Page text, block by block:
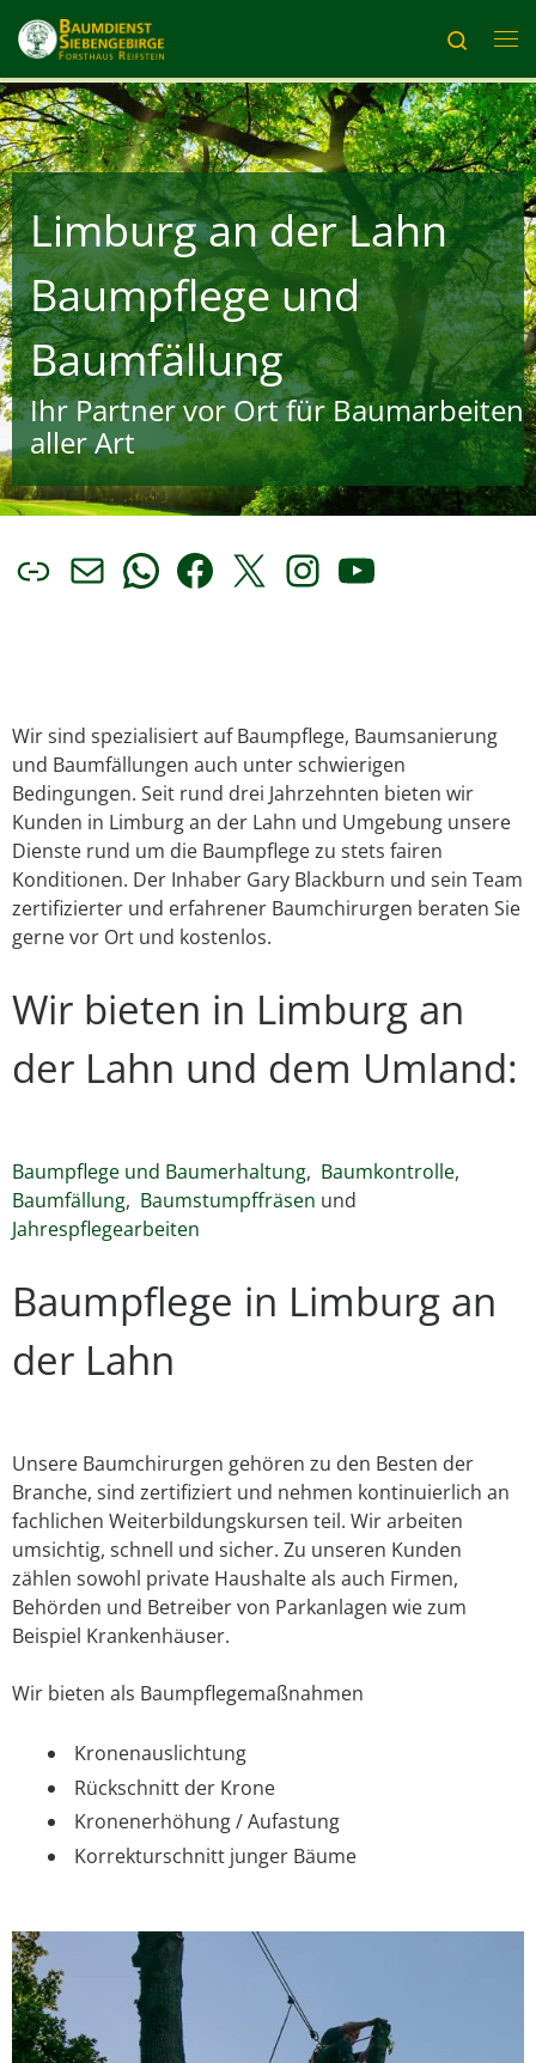
Zum Inhalt springen
Search
Limburg an der Lahn
Baumpflege und
Baumfällung
Ihr Partner vor Ort für Baumarbeiten
aller Art
LinkE-Mail
WhatsApp
Facebook
X Instagram
YouTube
Wir sind spezialisiert auf Baumpflege, Baumsanierung
und Baumfällungen auch unter schwierigen
Bedingungen. Seit rund drei Jahrzehnten bieten wir
Kunden in Limburg an der Lahn und Umgebung unsere
Dienste rund um die Baumpflege zu stets fairen
Konditionen. Der Inhaber Gary Blackburn und sein Team
zertifizierter und erfahrener Baumchirurgen beraten Sie
gerne vor Ort und kostenlos.
Wir bieten in Limburg an
der Lahn und dem Umland:
Baumpflege und Baumerhaltung, Baumkontrolle,
Baumfällung, Baumstumpffräsen und
Jahrespflegearbeiten
Baumpflege in Limburg an
der Lahn
Unsere Baumchirurgen gehören zu den Besten der
Branche, sind zertifiziert und nehmen kontinuierlich an
fachlichen Weiterbildungskursen teil. Wir arbeiten
umsichtig, schnell und sicher. Zu unseren Kunden
zählen sowohl private Haushalte als auch Firmen,
Behörden und Betreiber von Parkanlagen wie zum
Beispiel Krankenhäuser.
Wir bieten als Baumpflegemaßnahmen
Kronenauslichtung
Rückschnitt der Krone
Kronenerhöhung / Aufastung
Korrekturschnitt junger Bäume